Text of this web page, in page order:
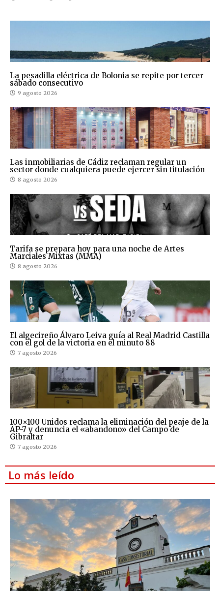
La pesadilla eléctrica de Bolonia se repite por tercer
sábado consecutivo
9 agosto 2026
Las inmobiliarias de Cádiz reclaman regular un
sector donde cualquiera puede ejercer sin titulación
8 agosto 2026
Tarifa se prepara hoy para una noche de Artes
Marciales Mixtas (MMA)
8 agosto 2026
El algecireño Álvaro Leiva guía al Real Madrid Castilla
con el gol de la victoria en el minuto 88
7 agosto 2026
100×100 Unidos reclama la eliminación del peaje de la
AP-7 y denuncia el «abandono» del Campo de
Gibraltar
7 agosto 2026
Lo más leído